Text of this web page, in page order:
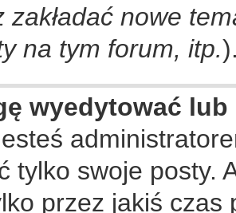
zakładać nowe
na tym forum, itp.
wyedytować
tylko swoje posty.
przez jakiś